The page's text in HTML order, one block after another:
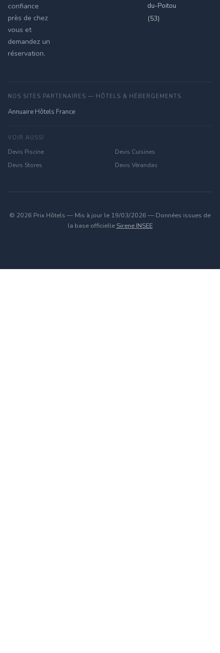
confiance
près de chez
vous et
demandez un
réservation.
du-Poitou
(53)
NOS SITES PARTENAIRES — HÔTELS & HÉBERGEMENTS
Annuaire Hôtels France
VOIR AUSSI
Devis Piscine
Devis Cuisines
Devis Stores
Devis Vérandas
© 2026 Prix Hôtels — Mis à jour le 19/03/2026 — Données issues de
la base officielle Sirene INSEE